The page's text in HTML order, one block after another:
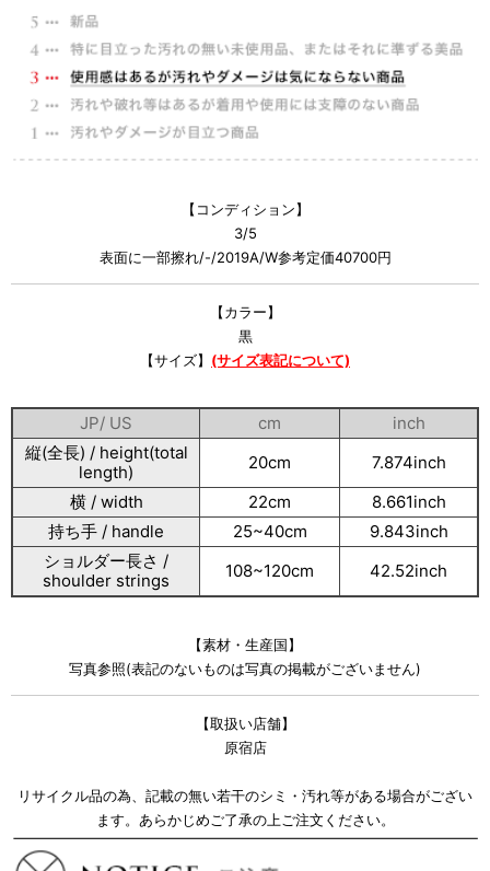
【コンディション】
3/5
表面に一部擦れ/-/2019A/W参考定価40700円
【カラー】
黒
【サイズ】 (サイズ表記について)
JP/ US cm
inch
縦(全長) / height(total
length)
20cm
7.874inch
横 / width
22cm
8.661inch
持ち手 / handle
25~40cm
9.843inch
ショルダー長さ /
shoulder strings
108~120cm 42.52inch
【素材・生産国】
写真参照(表記のないものは写真の掲載がございません)
【取扱い店舗】
原宿店
リサイクル品の為、記載の無い若干のシミ・汚れ等がある場合がござい
ます。あらかじめご了承の上ご注文ください。